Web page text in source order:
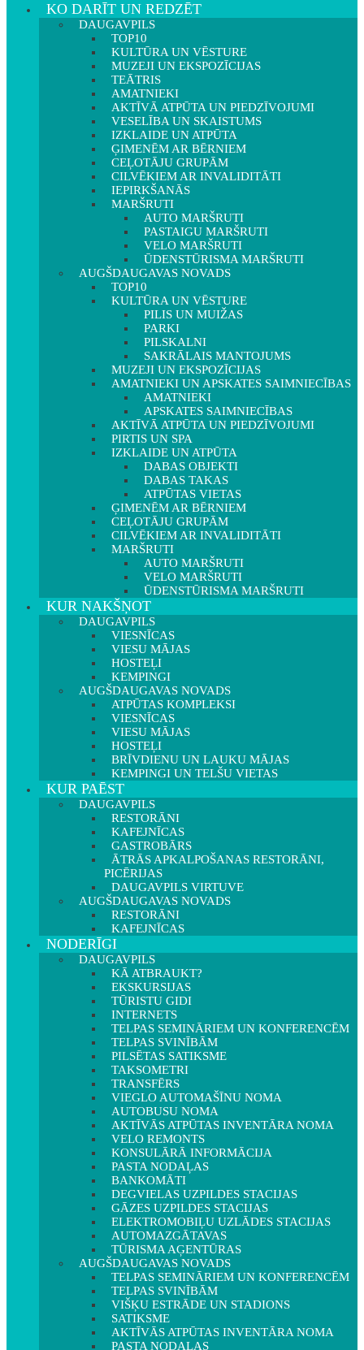
KO DARĪT UN REDZĒT
DAUGAVPILS
TOP10
KULTŪRA UN VĒSTURE
MUZEJI UN EKSPOZĪCIJAS
TEĀTRIS
AMATNIEKI
AKTĪVĀ ATPŪTA UN PIEDZĪVOJUMI
VESELĪBA UN SKAISTUMS
IZKLAIDE UN ATPŪTA
ĢIMENĒM AR BĒRNIEM
CEĻOTĀJU GRUPĀM
CILVĒKIEM AR INVALIDITĀTI
IEPIRKŠANĀS
MARŠRUTI
AUTO MARŠRUTI
PASTAIGU MARŠRUTI
VELO MARŠRUTI
ŪDENSTŪRISMA MARŠRUTI
AUGŠDAUGAVAS NOVADS
TOP10
KULTŪRA UN VĒSTURE
PILIS UN MUIŽAS
PARKI
PILSKALNI
SAKRĀLAIS MANTOJUMS
MUZEJI UN EKSPOZĪCIJAS
AMATNIEKI UN APSKATES SAIMNIECĪBAS
AMATNIEKI
APSKATES SAIMNIECĪBAS
AKTĪVĀ ATPŪTA UN PIEDZĪVOJUMI
PIRTIS UN SPA
IZKLAIDE UN ATPŪTA
DABAS OBJEKTI
DABAS TAKAS
ATPŪTAS VIETAS
ĢIMENĒM AR BĒRNIEM
CEĻOTĀJU GRUPĀM
CILVĒKIEM AR INVALIDITĀTI
MARŠRUTI
AUTO MARŠRUTI
VELO MARŠRUTI
ŪDENSTŪRISMA MARŠRUTI
KUR NAKŠŅOT
DAUGAVPILS
VIESNĪCAS
VIESU MĀJAS
HOSTEĻI
KEMPINGI
AUGŠDAUGAVAS NOVADS
ATPŪTAS KOMPLEKSI
VIESNĪCAS
VIESU MĀJAS
HOSTEĻI
BRĪVDIENU UN LAUKU MĀJAS
KEMPINGI UN TELŠU VIETAS
KUR PAĒST
DAUGAVPILS
RESTORĀNI
KAFEJNĪCAS
GASTROBĀRS
ĀTRĀS APKALPOŠANAS RESTORĀNI,
PICĒRIJAS
DAUGAVPILS VIRTUVE
AUGŠDAUGAVAS NOVADS
RESTORĀNI
KAFEJNĪCAS
NODERĪGI
DAUGAVPILS
KĀ ATBRAUKT?
EKSKURSIJAS
TŪRISTU GIDI
INTERNETS
TELPAS SEMINĀRIEM UN KONFERENCĒM
TELPAS SVINĪBĀM
PILSĒTAS SATIKSME
TAKSOMETRI
TRANSFĒRS
VIEGLO AUTOMAŠĪNU NOMA
AUTOBUSU NOMA
AKTĪVĀS ATPŪTAS INVENTĀRA NOMA
VELO REMONTS
KONSULĀRĀ INFORMĀCIJA
PASTA NODAĻAS
BANKOMĀTI
DEGVIELAS UZPILDES STACIJAS
GĀZES UZPILDES STACIJAS
ELEKTROMOBIĻU UZLĀDES STACIJAS
AUTOMAZGĀTAVAS
TŪRISMA AĢENTŪRAS
AUGŠDAUGAVAS NOVADS
TELPAS SEMINĀRIEM UN KONFERENCĒM
TELPAS SVINĪBĀM
VIŠĶU ESTRĀDE UN STADIONS
SATIKSME
AKTĪVĀS ATPŪTAS INVENTĀRA NOMA
PASTA NODAĻAS